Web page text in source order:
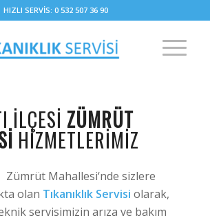
HIZLI SERVİS: 0 532 507 36 90
İLÇESI ZÜMRÜT
HIZMETLERIMIZ
Zümrüt Mahallesi‘nde sizlere
olan Tıkanıklık Servisi olarak,
servisimizin arıza ve bakım